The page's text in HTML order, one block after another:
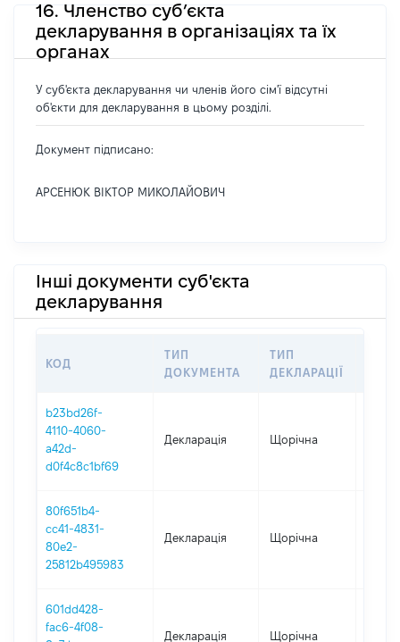
16. Членство суб’єкта
декларування в організаціях та їх
органах
У суб'єкта декларування чи членів його сім'ї відсутні
об'єкти для декларування в цьому розділі.
Документ підписано:
АРСЕНЮК ВІКТОР МИКОЛАЙОВИЧ
Інші документи суб'єкта
декларування
КОД
ТИП
ДОКУМЕНТА
ТИП
ДЕКЛАРАЦІЇ
b23bd26f-
4110-4060-
a42d-
d0f4c8c1bf69
Декларація Щорічна
80f651b4-
cc41-4831-
80e2-
25812b495983
Декларація Щорічна
601dd428-
fac6-4f08-
Декларація Щорічна